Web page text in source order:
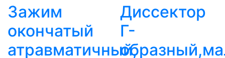
Зажим
окончатый
атравматичный,
Диссектор
Г-